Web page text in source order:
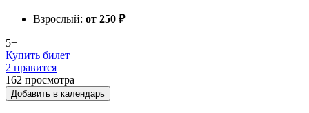
Взрослый: от 250 ₽
5+
Купить билет
2 нравится
162 просмотра
Добавить в календарь